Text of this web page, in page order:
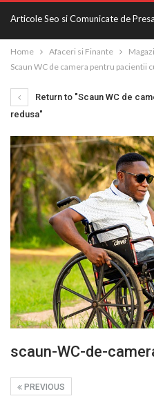
Articole Seo si Comunicate de Presa
Home Afaceri si Finante
Scaun WC de camera pentru pacientii
Return to "Scaun WC de
redusa"
scaun-WC-de-
PREVIOUS